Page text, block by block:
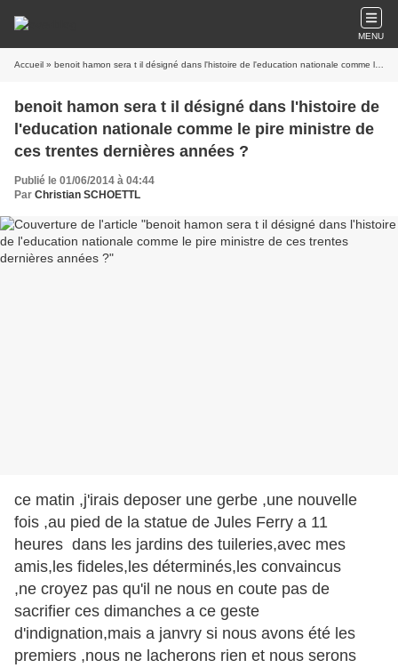
MENU
Accueil » benoit hamon sera t il désigné dans l'histoire de l'education nationale comme le pire ministre de ces trentes dernières années ?
benoit hamon sera t il désigné dans l'histoire de
l'education nationale comme le pire ministre de
ces trentes dernières années ?
Publié le 01/06/2014 à 04:44
Par Christian SCHOETTL
ce matin ,j'irais deposer une gerbe ,une nouvelle
fois ,au pied de la statue de Jules Ferry a 11
heures dans les jardins des tuileries,avec mes
amis,les fideles,les déterminés,les convaincus
,ne croyez pas qu'il ne nous en coute pas de
sacrifier ces dimanches a ce geste
d'indignation,mais a janvry si nous avons été les
premiers ,nous ne lacherons rien et nous serons